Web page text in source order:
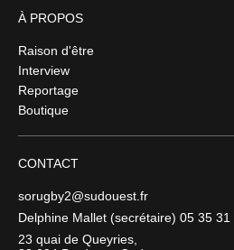
À PROPOS
Raison d'être
Interview
Reportage
Boutique
CONTACT
sorugby2@sudouest.fr
Delphine Mallet (secrétaire) 05 35
23 quai de Queyries,